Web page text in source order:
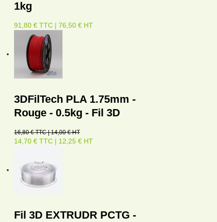
1kg
91,80 € TTC | 76,50 € HT
3DFilTech PLA 1.75mm -
Rouge - 0.5kg - Fil 3D
16,80 € TTC | 14,00 € HT
14,70 € TTC | 12,25 € HT
Fil 3D EXTRUDR PCTG -